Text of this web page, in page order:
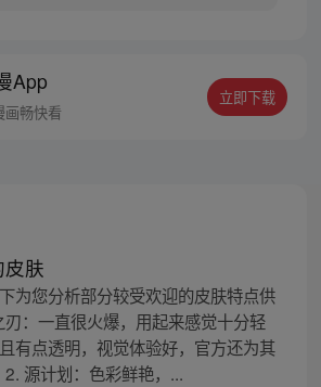
App
画畅快看
立即下载
肤
为您分析部分较受欢迎的皮肤特点供
：一直很火爆，用起来感觉十分轻
有点透明，视觉体验好，官方还为其
源计划：色彩鲜艳，...